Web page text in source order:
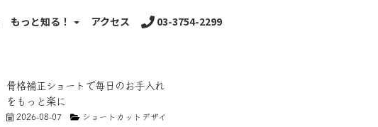
もっと知る！ アクセス 03-3754-2299
骨格補正ショートで毎日のお手入れ
をもっと楽に
2026-08-07
ショートカットデザイ